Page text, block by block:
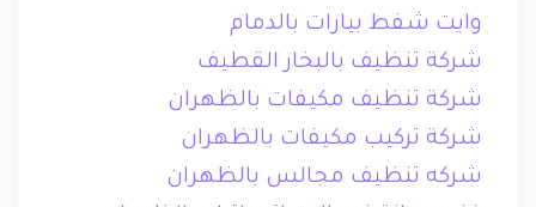
وايت شفط بيارات بالدمام
شركة تنظيف بالبخار القطيف
شركة تنظيف مكيفات بالظهران
شركة تركيب مكيفات بالظهران
شركه تنظيف مجالس بالظهران